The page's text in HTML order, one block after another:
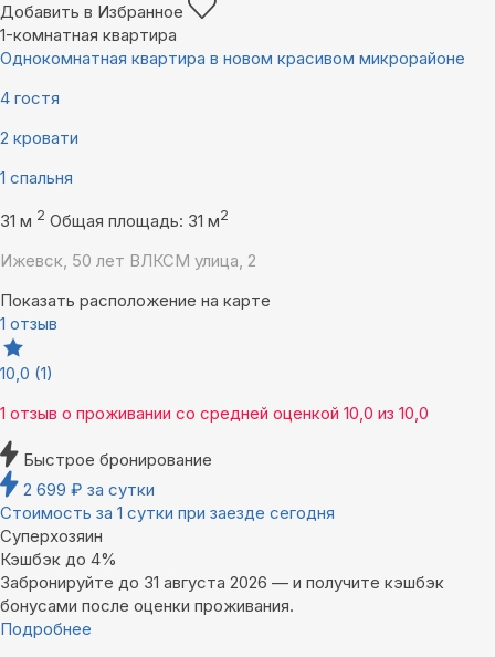
Добавить в Избранное
1-комнатная квартира
Однокомнатная квартира в новом красивом микрорайоне
4 гостя
2 кровати
1 спальня
31 м 2 Общая площадь: 31 м2
Ижевск, 50 лет ВЛКСМ улица, 2
Показать расположение на карте
1 отзыв
10,0 (1)
1 отзыв о проживании со средней оценкой 10,0 из 10,0
Быстрое бронирование
2 699 ₽ за сутки
Стоимость за 1 сутки при заезде сегодня
Суперхозяин
Кэшбэк до 4%
Забронируйте до 31 августа 2026 — и получите кэшбэк
бонусами после оценки проживания.
Подробнее